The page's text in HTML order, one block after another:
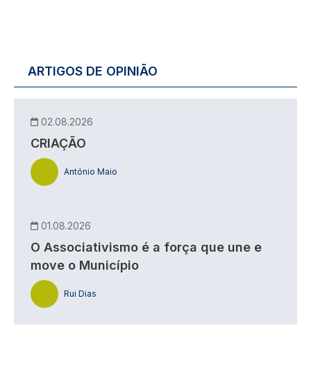
ARTIGOS DE OPINIÃO
02.08.2026
CRIAÇÃO
António Maio
01.08.2026
O Associativismo é a força que une e
move o Município
Rui Dias